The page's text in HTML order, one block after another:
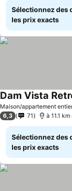
Sélectionnez des
les prix exacts
Maison/appartement
Dam Vista
6,3 71 à 11.1
Sélectionnez des
les prix exacts